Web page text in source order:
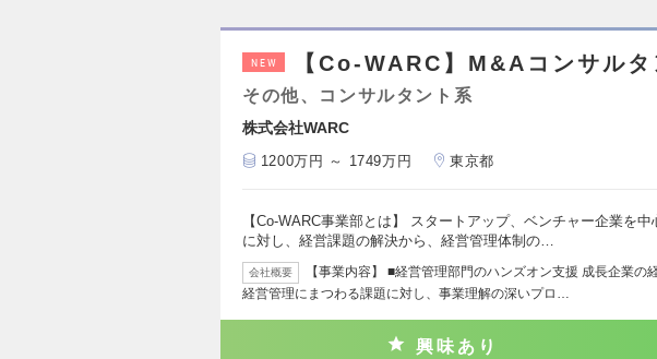
NEW 【Co-WARC】M&Aコンサルタ
その他、コンサルタント系
株式会社WARC
1200万円 ～ 1749万円 東京都
【Co-WARC事業部とは】 スタートアップ、ベンチャー企業を
に対し、経営課題の解決から、経営管理体制の…
会社概要
【事業内容】 ■経営管理部門のハンズオン支援 成長企業の
経営管理にまつわる課題に対し、事業理解の深いプロ…
興味あり